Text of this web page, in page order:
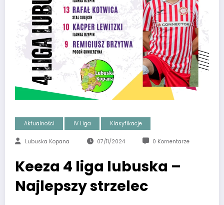
Aktualności IV Liga Klasyfikacje
Lubuska Kopana 07/11/2024 0 Komentarze
Keeza 4 liga lubuska –
Najlepszy strzelec